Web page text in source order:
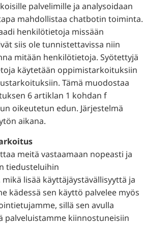
palvelimille ja analysoidaan
mahdollistaa chatbotin toiminta.
henkilötietoja missään
siis ole tunnistettavissa niin
mitään henkilötietoja. Syötettyjä
käytetään oppimistarkoituksiin
Tämä muodostaa
6 artiklan 1 kohdan f
oikeutetun edun. Järjestelmä
aikana.
meitä vastaamaan nopeasti ja
tiedusteluihin
lisää käyttäjäystävällisyyttä ja
kädessä sen käyttö palvelee myös
sillä sen avulla
palveluistamme kiinnostuneisiin